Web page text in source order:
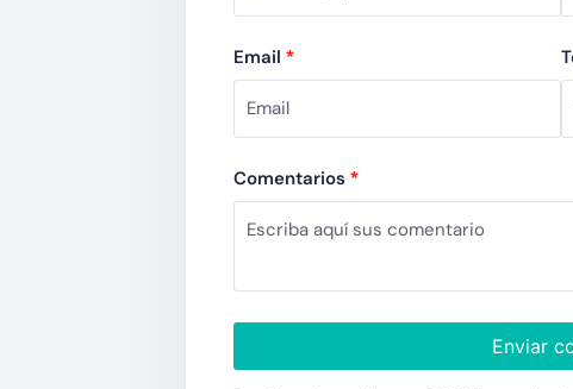
Email *
Comentarios *
Enviar